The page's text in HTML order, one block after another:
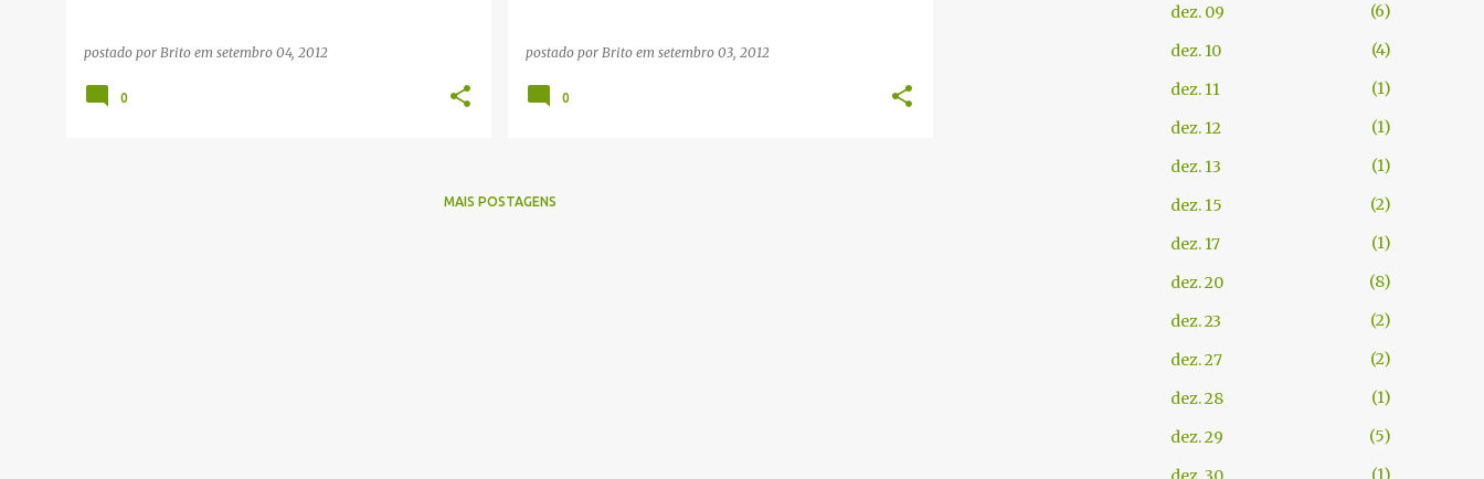
postado por Brito em setembro 04, 2012
0
postado por Brito em setembro 03, 2012
0
MAIS POSTAGENS
dez. 09
6
dez. 10
4
dez. 11
1
dez. 12
1
dez. 13
1
dez. 15
2
dez. 17
1
dez. 20
8
dez. 23
2
dez. 27
2
dez. 28
1
dez. 29
5
1